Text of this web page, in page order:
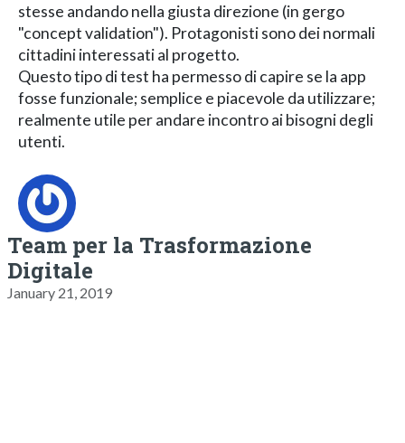
stesse andando nella giusta direzione (in gergo
"concept validation"). Protagonisti sono dei normali
cittadini interessati al progetto.
Questo tipo di test ha permesso di capire se la app
fosse funzionale; semplice e piacevole da utilizzare;
realmente utile per andare incontro ai bisogni degli
utenti.
Team per la Trasformazione
Digitale
January 21, 2019